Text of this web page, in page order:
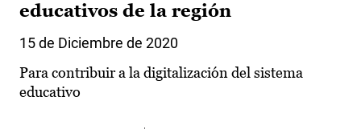
educativos de la región
15 de Diciembre de 2020
Para contribuir a la digitalización del sistema
educativo